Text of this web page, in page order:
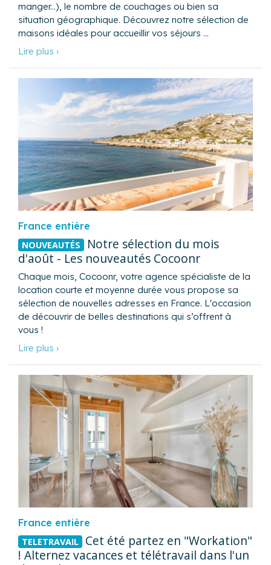
manger...), le nombre de couchages ou bien sa
situation géographique. Découvrez notre sélection de
maisons idéales pour accueillir vos séjours …
Lire plus ›
France entière
NOUVEAUTÉS Notre sélection du mois
d'août - Les nouveautés Cocoonr
Chaque mois, Cocoonr, votre agence spécialiste de la
location courte et moyenne durée vous propose sa
sélection de nouvelles adresses en France. L'occasion
de découvrir de belles destinations qui s’offrent à
vous !
Lire plus ›
France entière
TELETRAVAIL Cet été partez en "Workation"
! Alternez vacances et télétravail dans l'un